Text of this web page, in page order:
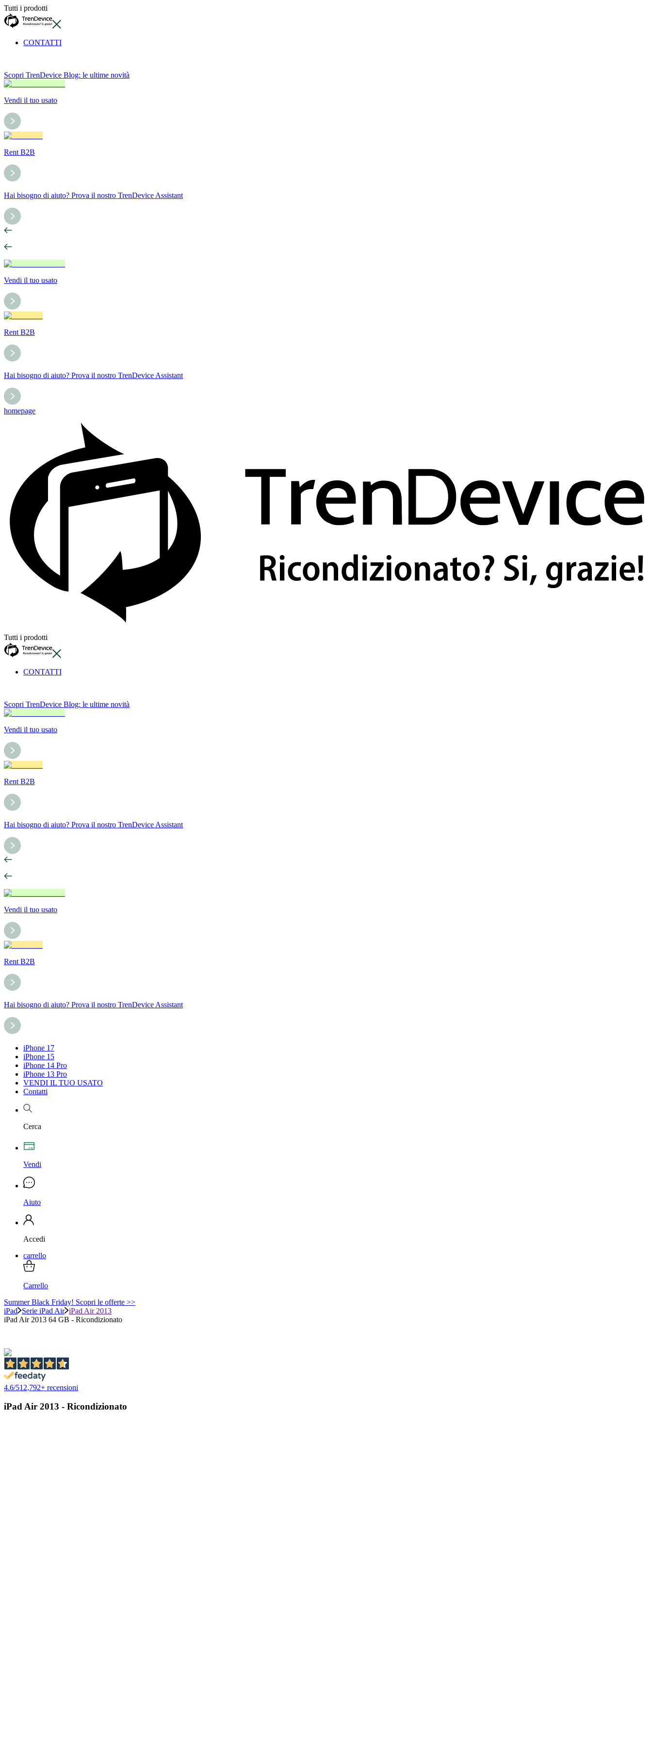
Tutti i prodotti
CONTATTI
Scopri TrenDevice Blog: le ultime novità
Vendi il tuo usato
Rent B2B
Hai bisogno di aiuto? Prova il nostro TrenDevice Assistant
Vendi il tuo usato
Rent B2B
Hai bisogno di aiuto? Prova il nostro TrenDevice Assistant
homepage
Tutti i prodotti
CONTATTI
Scopri TrenDevice Blog: le ultime novità
Vendi il tuo usato
Rent B2B
Hai bisogno di aiuto? Prova il nostro TrenDevice Assistant
Vendi il tuo usato
Rent B2B
Hai bisogno di aiuto? Prova il nostro TrenDevice Assistant
iPhone 17
iPhone 15
iPhone 14 Pro
iPhone 13 Pro
VENDI IL TUO USATO
Contatti
Cerca
Vendi
Aiuto
Accedi
carrello
Carrello
Summer Black Friday! Scopri le offerte >>
iPad
Serie iPad Air iPad Air 2013
iPad Air 2013 64 GB - Ricondizionato
4.6/512,792+ recensioni
iPad Air 2013 - Ricondizionato